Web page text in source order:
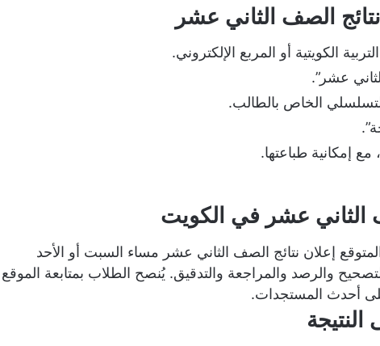
الصف الثاني عشر
الكويتية أو المربع الإلكتروني.
عشر”.
الخاص بالطالب.
إمكانية طباعتها.
الثاني عشر في الكويت
إعلان نتائج الصف الثاني عشر مساء السبت أو الأحد
والرصد والمراجعة والتدقيق. يُنصح الطلاب بمتابعة الموقع
أحدث المستجدات.